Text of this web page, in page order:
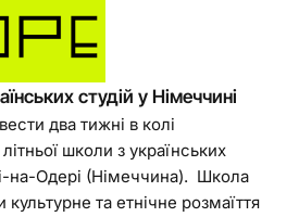
студій у Німеччині
два тижні в колі
школи з українських
на-Одері (Німеччина). Школа
та етнічне розмаїття